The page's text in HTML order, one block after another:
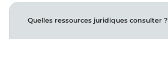
Quelles ressources juridiques consulter ?